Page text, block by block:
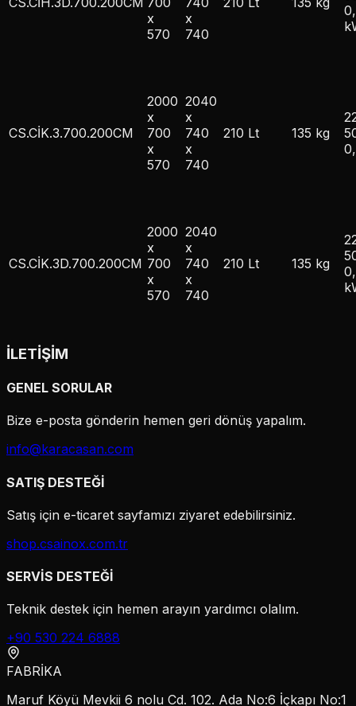
x
570
x
740
CS.CİK.3.700.200CM
2000
x
700
x
570
2040
x
740
x
740
210 Lt 135 kg
CS.CİK.3D.700.200CM
2000
x
700
x
570
2040
x
740
x
740
210 Lt 135 kg
İLETİŞİM
GENEL SORULAR
Bize e-posta gönderin hemen geri dönüş yapalım.
info@karacasan.com
SATIŞ DESTEĞİ
Satış için e-ticaret sayfamızı ziyaret edebilirsiniz.
shop.csainox.com.tr
SERVİS DESTEĞİ
Teknik destek için hemen arayın yardımcı olalım.
+90 530 224 6888
FABRİKA
Maruf Köyü Mevkii 6 nolu Cd. 102. Ada No:6 İçkapı No:1